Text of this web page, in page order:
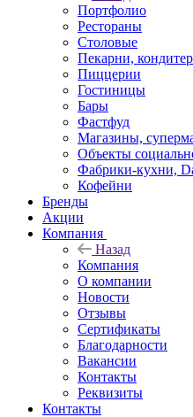
Портфолио
Рестораны
Столовые
Пекарни,
Пиццерии
Гостиницы
Бары
Фастфуд
Магазины,
Объекты
Фабрики-кухни,
Кофейни
Бренды
Акции
Компания
Назад
Компания
О компании
Новости
Отзывы
Сертификаты
Благодарности
Вакансии
Контакты
Реквизиты
Контакты